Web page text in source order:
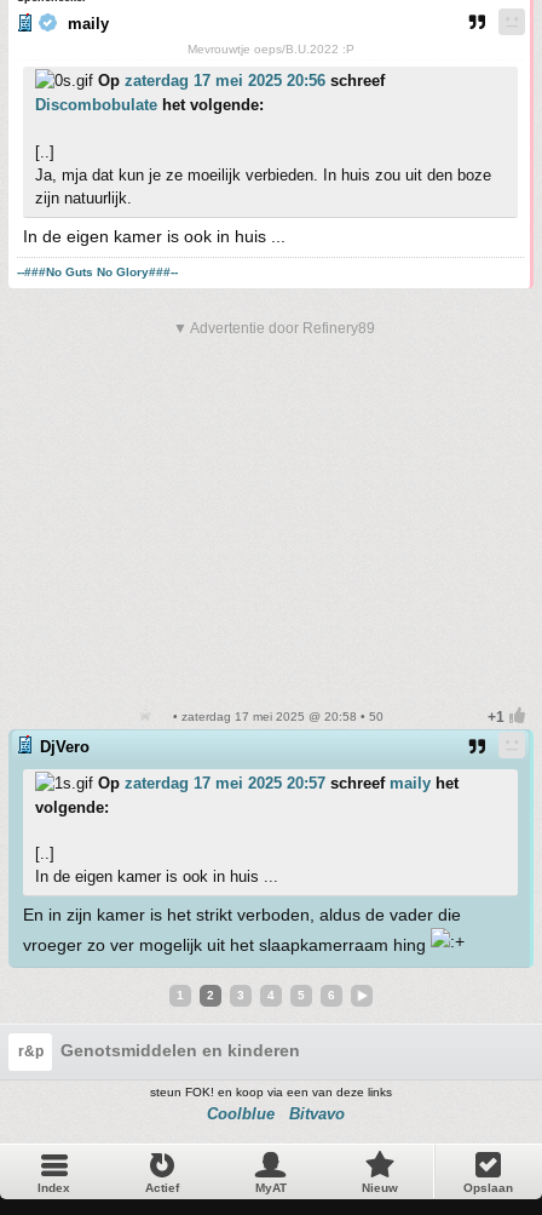
maily
Mevrouwtje oeps/B.U.2022 :P
Op zaterdag 17 mei 2025 20:56 schreef
Discombobulate het volgende:
[..]
Ja, mja dat kun je ze moeilijk verbieden. In huis zou uit den boze
zijn natuurlijk.
In de eigen kamer is ook in huis ...
--###No Guts No Glory###--
▼ Advertentie door Refinery89
• zaterdag 17 mei 2025 @ 20:58 • 50
DjVero
Op zaterdag 17 mei 2025 20:57 schreef maily het
volgende:
[..]
In de eigen kamer is ook in huis ...
En in zijn kamer is het strikt verboden, aldus de vader die
vroeger zo ver mogelijk uit het slaapkamerraam hing
1 2 3 4 5 6
r&p Genotsmiddelen en kinderen
steun FOK! en koop via een van deze links
Coolblue Bitvavo
Index Actief MyAT Nieuw Opslaan